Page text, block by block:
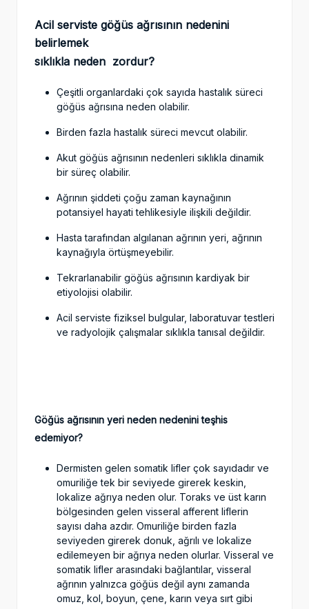
Acil serviste göğüs ağrısının nedenini
belirlemek
sıklıkla neden zordur?
Çeşitli organlardaki çok sayıda hastalık süreci
göğüs ağrısına neden olabilir.
Birden fazla hastalık süreci mevcut olabilir.
Akut göğüs ağrısının nedenleri sıklıkla dinamik
bir süreç olabilir.
Ağrının şiddeti çoğu zaman kaynağının
potansiyel hayati tehlikesiyle ilişkili değildir.
Hasta tarafından algılanan ağrının yeri, ağrının
kaynağıyla örtüşmeyebilir.
Tekrarlanabilir göğüs ağrısının kardiyak bir
etiyolojisi olabilir.
Acil serviste fiziksel bulgular, laboratuvar testleri
ve radyolojik çalışmalar sıklıkla tanısal değildir.
Göğüs ağrısının yeri neden nedenini teşhis
edemiyor?
Dermisten gelen somatik lifler çok sayıdadır ve
omuriliğe tek bir seviyede girerek keskin,
lokalize ağrıya neden olur. Toraks ve üst karın
bölgesinden gelen visseral afferent liflerin
sayısı daha azdır. Omuriliğe birden fazla
seviyeden girerek donuk, ağrılı ve lokalize
edilemeyen bir ağrıya neden olurlar. Visseral ve
somatik lifler arasındaki bağlantılar, visseral
ağrının yalnızca göğüs değil aynı zamanda
omuz, kol, boyun, çene, karın veya sırt gibi